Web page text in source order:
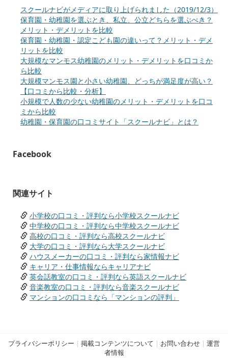
スクールナビがメディアに取り上げられました（2019/12/3）
保育園・幼稚園を選ぶとき、私立、公立どちらを選ぶべき？
メリット・デメリットを比較
保育園・幼稚園・認定こども園の違いって？メリット・デメ
リットを比較
大規模なマンモス幼稚園のメリット・デメリットを口コミか
ら比較
大規模マンモス園と小さい幼稚園、どっちが満足度が高い？
【口コミから比較・分析】
小規模で人数の少ない幼稚園のメリット・デメリットを口コ
ミから比較
幼稚園・保育園の口コミサイト「スクールナビ」とは？
Facebook
関連サイト
小学校の口コミ・評判なら小学校スクールナビ
中学校の口コミ・評判なら中学校スクールナビ
高校の口コミ・評判なら高校スクールナビ
大学の口コミ・評判なら大学スクールナビ
ハウスメーカーの口コミ・評判なら家情報ナビ
キャリア・仕事情報ならキャリアナビ
英会話教室の口コミ・評判なら英語スクールナビ
音楽教室の口コミ・評判なら音楽スクールナビ
マンションの口コミなら「マンションの評判」
プライバシーポリシー | 掲載コンテンツについて | お問い合わせ | 運営
者情報